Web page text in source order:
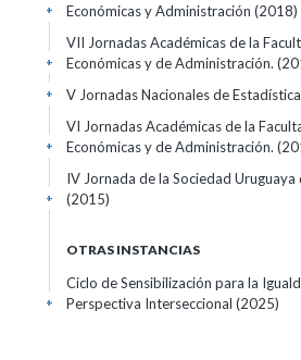
Económicas y Administración (2018)
+
VII Jornadas Académicas de la
Económicas y de Administración.
+
V Jornadas Nacionales de Estadística
+
VI Jornadas Académicas de la
Económicas y de Administración.
+
IV Jornada de la Sociedad Uruguaya
(2015)
+
OTRAS INSTANCIAS
Ciclo de Sensibilización para la
Perspectiva Interseccional (2025)
+